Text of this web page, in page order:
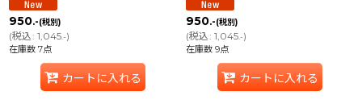
950.-(税別)
(税込: 1,045.-)
在庫数 7点
カートに入れる
950.-(税別)
(税込: 1,045.-)
在庫数 9点
カートに入れる